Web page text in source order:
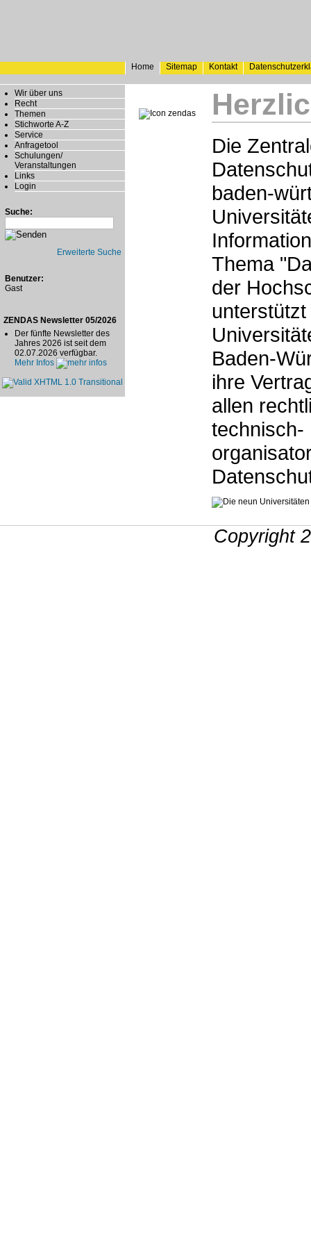
Home Sitemap Kontakt
Wir über uns
Recht
Themen
Stichworte A-Z
Service
Anfragetool
Schulungen/
Veranstaltungen
Links
Login
Suche:
Erweiterte Suche
Benutzer:
Gast
ZENDAS Newsletter 05/2026
Der fünfte Newsletter des
Jahres 2026 ist seit dem
02.07.2026 verfügbar.
Mehr Infos
Die
baden-
Thema
der
unterstützt
Baden-
ihre
allen
technisch-
Copyright